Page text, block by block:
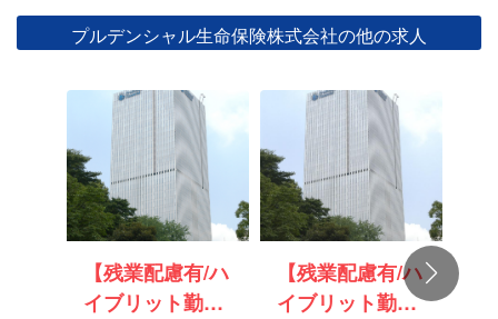
プルデンシャル生命保険株式会社の他の求人
【残業配慮有/ハ
イブリット勤務
【残業配慮有/ハ
イブリット勤務